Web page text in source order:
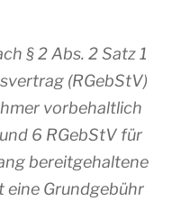
§ 2 Abs. 2 Satz 1
(RGebStV)
vorbehaltlich
6 RGebStV für
bereitgehaltene
eine Grundgebühr